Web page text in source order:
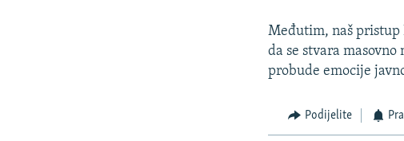
Međutim, naš
da se stvara
probude emocije
Podijelite